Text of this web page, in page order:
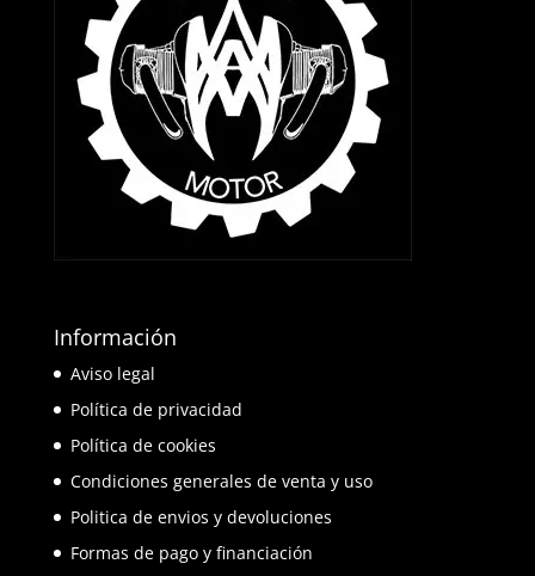
Información
Aviso legal
Política de privacidad
Política de cookies
Condiciones generales de venta y uso
Politica de envios y devoluciones
Formas de pago y financiación